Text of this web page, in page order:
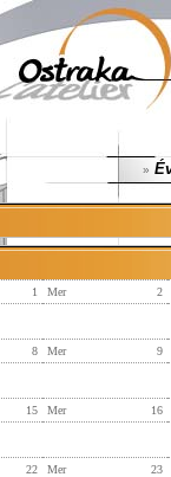
»
1 2
Mer
8 9
Mer
15 16
Mer
22 23
Mer